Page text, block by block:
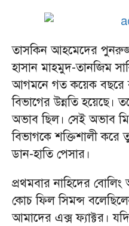
তাসকিন আহমেদের
হাসান মাহমুদ-তানজিম
আগমনে গত কয়েক বছরে
বিভাগের উন্নতি হয়েছে।
অভাব ছিল। সেই অভাব
বিভাগকে শক্তিশালী
ডান-হাতি পেসার।
প্রথমবার নাহিদের
কোচ ফিল সিমন্স
আমাদের এক্স ফ্যাক্টর।